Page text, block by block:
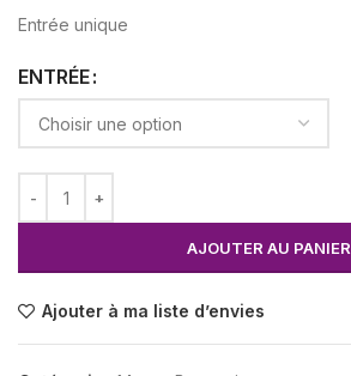
Entrée unique
ENTRÉE
AJOUTER AU PANIER
Ajouter à ma liste d’envies